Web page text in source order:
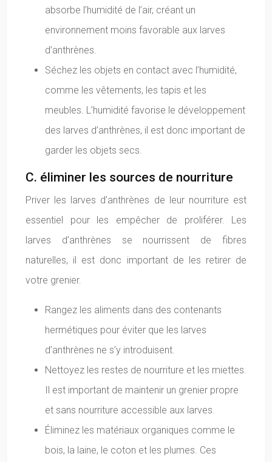
absorbe l’humidité de l’air, créant un
environnement moins favorable aux larves
d’anthrènes.
Séchez les objets en contact avec l’humidité,
comme les vêtements, les tapis et les
meubles. L’humidité favorise le développement
des larves d’anthrènes, il est donc important de
garder les objets secs.
C. éliminer les sources de nourriture
Priver les larves d’anthrènes de leur nourriture est
essentiel pour les empêcher de proliférer. Les
larves d’anthrènes se nourrissent de fibres
naturelles, il est donc important de les retirer de
votre grenier.
Rangez les aliments dans des contenants
hermétiques pour éviter que les larves
d’anthrènes ne s’y introduisent.
Nettoyez les restes de nourriture et les miettes.
Il est important de maintenir un grenier propre
et sans nourriture accessible aux larves.
Éliminez les matériaux organiques comme le
bois, la laine, le coton et les plumes. Ces